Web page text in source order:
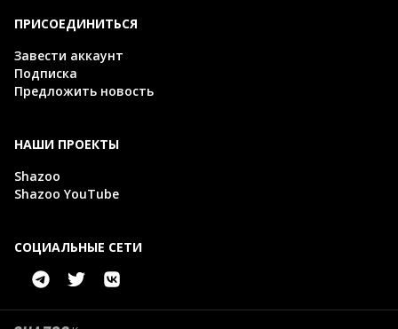
ПРИСОЕДИНИТЬСЯ
Завести аккаунт
Подписка
Предложить новость
НАШИ ПРОЕКТЫ
Shazoo
Shazoo YouTube
СОЦИАЛЬНЫЕ СЕТИ